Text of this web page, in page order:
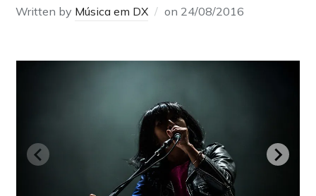
Written by Música em DX on 24/08/2016